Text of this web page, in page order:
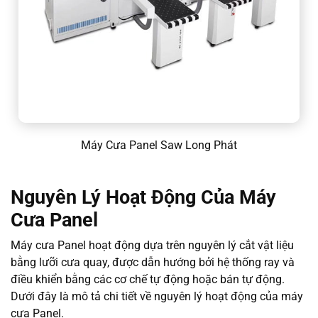
Máy Cưa Panel Saw Long Phát
Nguyên Lý Hoạt Động Của Máy
Cưa Panel
Máy cưa Panel hoạt động dựa trên nguyên lý cắt vật liệu
bằng lưỡi cưa quay, được dẫn hướng bởi hệ thống ray và
điều khiển bằng các cơ chế tự động hoặc bán tự động.
Dưới đây là mô tả chi tiết về nguyên lý hoạt động của máy
cưa Panel.